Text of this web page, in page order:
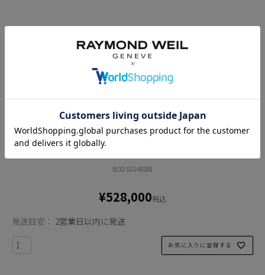
NOEMIA
ノエミア
クォーツ、32mm、グレーダイアル、ステンレススティールブレ
5132-S1S-60181
¥528,000税込
発送目安： 2営業日以内に発送
お気に入りに登録する